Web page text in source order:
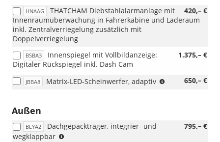
HNAAG 420,– €
THATCHAM Diebstahlalarmanlage mit
Innenraumüberwachung in Fahrerkabine und Laderaum
inkl. Zentralverriegelung zusätzlich mit
Doppelverriegelung
BSBA3 1.375,– €
Innenspiegel mit Vollbildanzeige:
Digitaler Rückspiegel inkl. Dash Cam
JBBA8 650,– €
Matrix-LED-Scheinwerfer, adaptiv
(nicht
Außen
BLYA2 795,– €
Dachgepäckträger, integrier- und
wegklappbar